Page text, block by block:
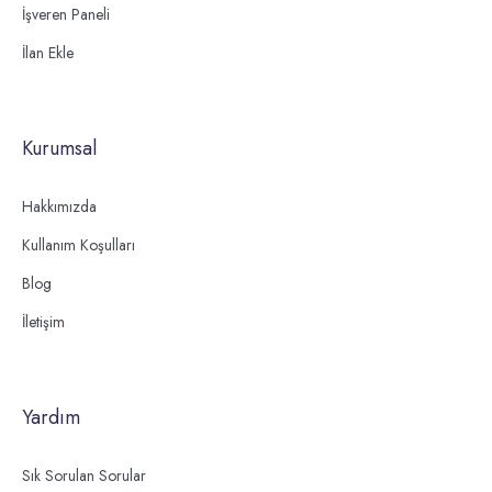
İşveren Paneli
İlan Ekle
Kurumsal
Hakkımızda
Kullanım Koşulları
Blog
İletişim
Yardım
Sık Sorulan Sorular